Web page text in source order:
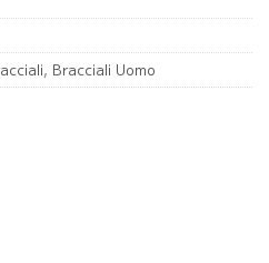
, Bracciali Uomo